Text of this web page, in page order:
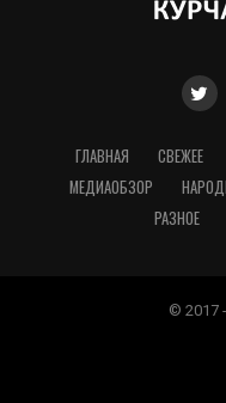
ГЛАВНАЯ СВЕЖЕЕ
МЕДИАОБЗОР
РАЗНОЕ
© 2017